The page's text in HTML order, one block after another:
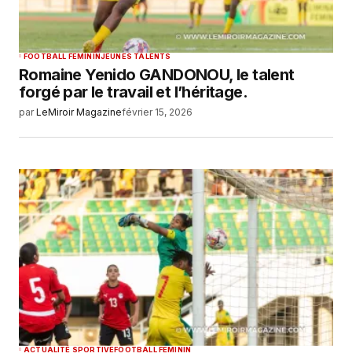
FOOTBALL FEMININJEUNES TALENTS
Romaine Yenido GANDONOU, le talent
forgé par le travail et l’héritage.
par LeMiroir Magazinefévrier 15, 2026
ACTUALITÉ SPORTIVEFOOTBALL FEMININ